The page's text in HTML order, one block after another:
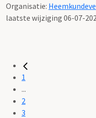
Organisatie:
laatste wijziging 06-07-
1
...
2
3